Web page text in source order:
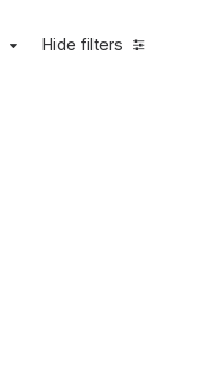
Hide filters